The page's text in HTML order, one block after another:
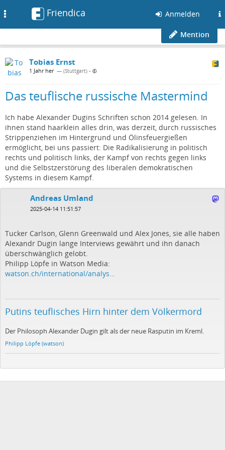
Friendica Anmelden
Mention
Tobias Ernst
1 Jahr her — (Stuttgart) •
Das teuflische russische Mastermind
Ich habe Alexander Dugins Schriften schon 2014 gelesen. In
ihnen stand haarklein alles drin, was derzeit, durch russisches
Strippenziehen im Hintergrund und Ölinsfeuergießen
ermöglicht, bei uns passiert: Die Radikalisierung in politisch
rechts und politisch links, der Kampf von rechts gegen links
und die Selbstzerstörung des liberalen demokratischen
Systems in diesem Kampf.
Andreas Umland
2025-04-14 11:51:57
Tucker Carlson, Glenn Greenwald und Alex Jones, sie alle haben
Alexandr Dugin lange Interviews gewährt und ihn danach
überschwänglich gelobt.
Philipp Löpfe in Watson Media:
watson.ch/international/analys…
Putins teuflisches Hirn hinter dem Völkermord
Der Philosoph Alexander Dugin gilt als der neue Rasputin im Kreml.
Philipp Löpfe (watson)